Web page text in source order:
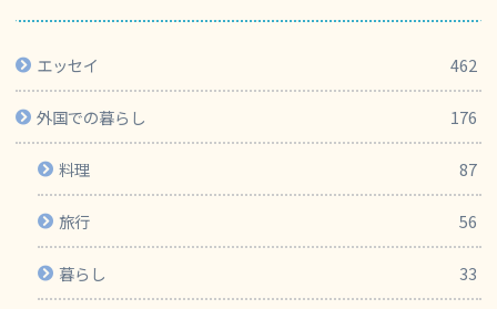
エッセイ 462
外国での暮らし 176
料理 87
旅行 56
暮らし 33